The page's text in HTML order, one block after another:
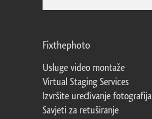
Fixthephoto
Usluge video montaže
Virtual Staging Services
Izvršite uređivanje fotografija
Savjeti za retuširanje